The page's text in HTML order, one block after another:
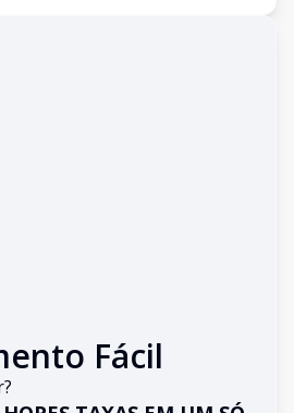
Fácil